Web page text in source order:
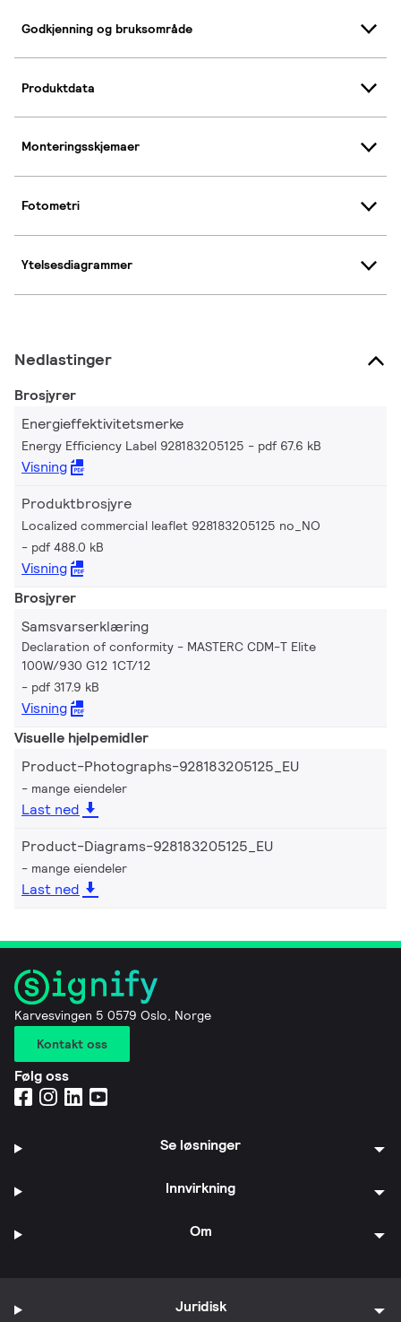
Godkjenning og bruksområde
Produktdata
Monteringsskjemaer
Fotometri
Ytelsesdiagrammer
Nedlastinger
Brosjyrer
Energieffektivitetsmerke
Energy Efficiency Label 928183205125 pdf 67.6 kB
Visning
Produktbrosjyre
Localized commercial leaflet 928183205125 no_NO
pdf 488.0 kB
Visning
Brosjyrer
Samsvarserklæring
Declaration of conformity - MASTERC CDM-T Elite
100W/930 G12 1CT/12
pdf 317.9 kB
Visning
Visuelle hjelpemidler
Product-Photographs-928183205125_EU
mange eiendeler
Last ned
Product-Diagrams-928183205125_EU
mange eiendeler
Last ned
Karvesvingen 5 0579 Oslo, Norge
Kontakt oss
Følg oss
Se løsninger
Innvirkning
Om
Juridisk